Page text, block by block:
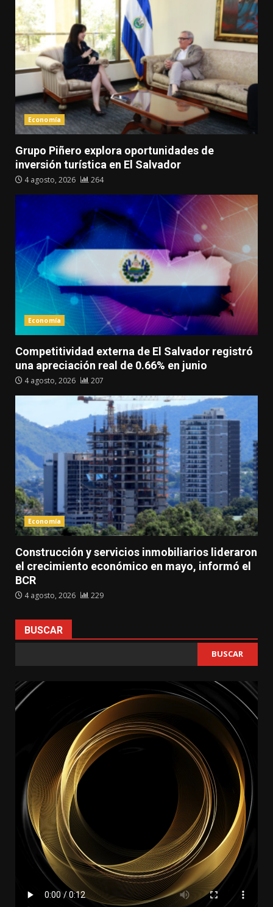
Economía
Grupo Piñero explora oportunidades de
inversión turística en El Salvador
4 agosto, 2026 264
Economía
Competitividad externa de El Salvador registró
una apreciación real de 0.66% en junio
4 agosto, 2026 207
Economía
Construcción y servicios inmobiliarios lideraron
el crecimiento económico en mayo, informó el
BCR
4 agosto, 2026 229
BUSCAR
BUSCAR